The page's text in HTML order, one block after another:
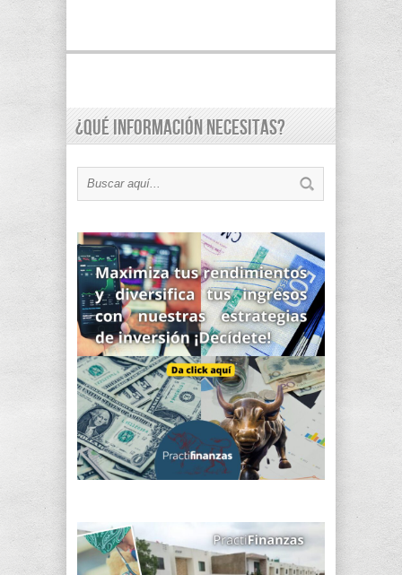
¿Qué información necesitas?